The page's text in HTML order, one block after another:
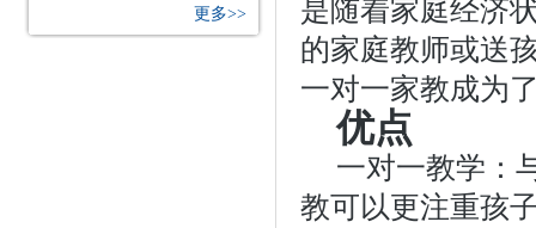
更多>>
是随着家庭经济
的家庭教师或送
一对一家教成为
优点
一对一教学：
教可以更注重孩